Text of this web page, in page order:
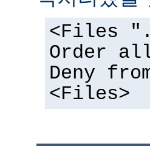
<Files
Order
Deny
<Files>